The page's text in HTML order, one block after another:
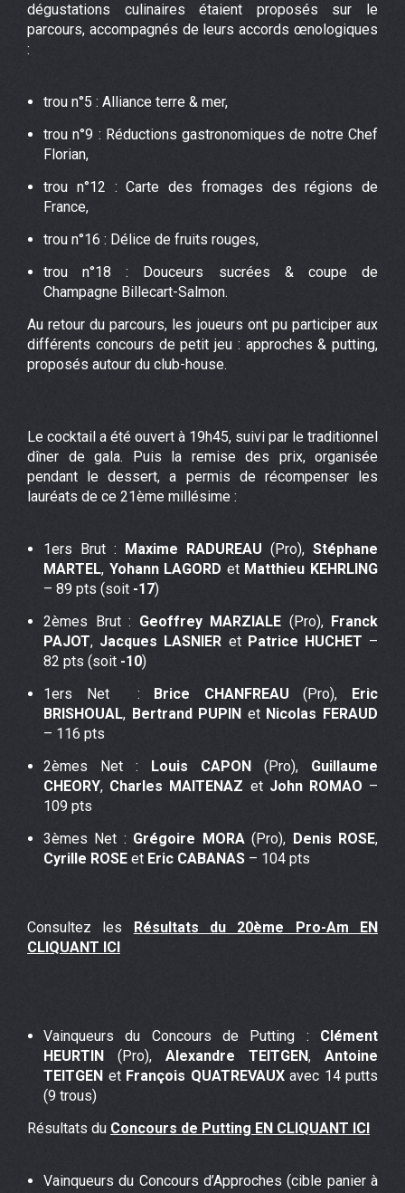
dégustations culinaires étaient proposés sur le
parcours, accompagnés de leurs accords œnologiques
:
trou n°5 : Alliance terre & mer,
trou n°9 : Réductions gastronomiques de notre Chef
Florian,
trou n°12 : Carte des fromages des régions de
France,
trou n°16 : Délice de fruits rouges,
trou n°18 : Douceurs sucrées & coupe de
Champagne Billecart-Salmon.
Au retour du parcours, les joueurs ont pu participer aux
différents concours de petit jeu : approches & putting,
proposés autour du club-house.
Le cocktail a été ouvert à 19h45, suivi par le traditionnel
dîner de gala. Puis la remise des prix, organisée
pendant le dessert, a permis de récompenser les
lauréats de ce 21ème millésime :
1ers Brut : Maxime RADUREAU (Pro), Stéphane
MARTEL, Yohann LAGORD etMatthieu KEHRLING
– 89 pts (soit -17)
2èmes Brut : Geoffrey MARZIALE (Pro), Franck
PAJOT, Jacques LASNIER etPatrice HUCHET –
82 pts (soit -10)
1ers Net :
Brice CHANFREAU(Pro),
Eric
BRISHOUAL, Bertrand PUPIN etNicolas FERAUD
– 116 pts
2èmes Net :
Louis CAPON (Pro), Guillaume
CHEORY, Charles MAITENAZ etJohn ROMAO –
109 pts
3èmes Net : Grégoire MORA(Pro), Denis ROSE,
Cyrille ROSE et Eric CABANAS – 104 pts
Consultez les
Résultats du 20ème Pro-Am EN
CLIQUANT ICI
Vainqueurs du Concours de Putting : Clément
HEURTIN (Pro), Alexandre TEITGEN, Antoine
TEITGEN etFrançois QUATREVAUX avec 14 putts
(9 trous)
Résultats du Concours de Putting EN CLIQUANT ICI
Vainqueurs du Concours d’Approches (cible panier à